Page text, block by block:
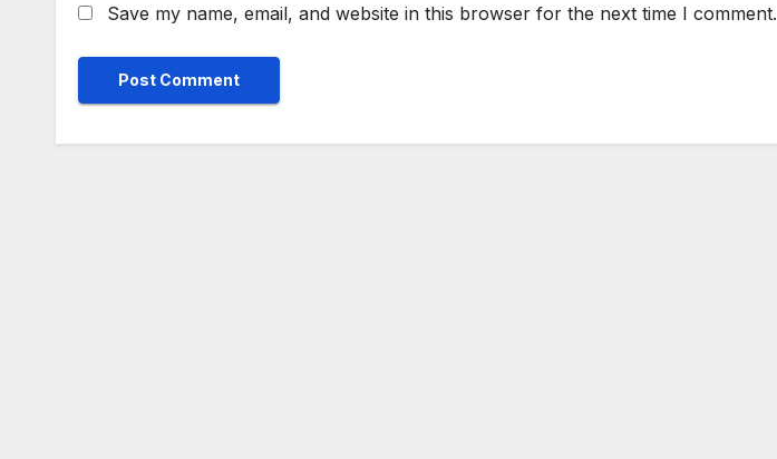
Save my name, email, and website in this browser for the next time I comment.